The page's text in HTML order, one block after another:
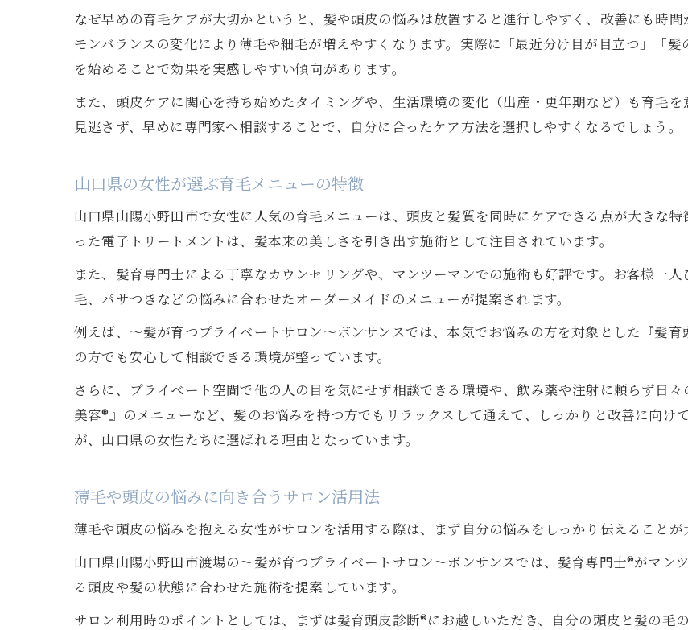
AGA対策と育毛の違いを正しく理解する
山口県で女性が安心して通える育毛対策の選び
初めての育毛サロン選びで気をつけたい点
頭皮ケアが鍵となる髪質改善のコツを紹介
女性の髪質改善は頭皮ケアから始まる理由
薄毛予防に役立つ髪質改善テクニック
髪質改善と育毛を両立するプロの工夫
山口県で女性向け育毛サポートが選ばれる
なぜ早めの育毛ケアが大切かというと、髪や頭皮の悩みは放置すると進行しやすく、改善にも時
モンバランスの変化により薄毛や細毛が増えやすくなります。実際に「最近分け目が目立つ」「
を始めることで効果を実感しやすい傾向があります。
また、頭皮ケアに関心を持ち始めたタイミングや、生活環境の変化（出産・更年期など）も育毛
見逃さず、早めに専門家へ相談することで、自分に合ったケア方法を選択しやすくなるでしょう。
山口県の女性が選ぶ育毛メニューの特徴
山口県山陽小野田市で女性に人気の育毛メニューは、頭皮と髪質を同時にケアできる点が大きな
った電子トリートメントは、髪本来の美しさを引き出す施術として注目されています。
また、髪育専門士による丁寧なカウンセリングや、マンツーマンでの施術も好評です。お客様一
毛、パサつきなどの悩みに合わせたオーダーメイドのメニューが提案されます。
例えば、〜髪が育つプライベートサロン〜ボンサンスでは、本気でお悩みの方を対象とした『髪
の方でも安心して相談できる環境が整っています。
さらに、プライベート空間で他の人の目を気にせず相談できる環境や、飲み薬や注射に頼らず日
美容®︎』のメニューなど、髪のお悩みを持つ方でもリラックスして通えて、しっかりと改善に向け
が、山口県の女性たちに選ばれる理由となっています。
薄毛や頭皮の悩みに向き合うサロン活用法
薄毛や頭皮の悩みを抱える女性がサロンを活用する際は、まず自分の悩みをしっかり伝えることが
山口県山陽小野田市渡場の〜髪が育つプライベートサロン〜ボンサンスでは、髪育専門士®︎がマン
る頭皮や髪の状態に合わせた施術を提案しています。
サロン利用時のポイントとしては、まずは髪育頭皮診断®︎にお越しいただき、自分の頭皮と髪の毛